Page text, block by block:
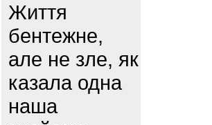
Життя
бентежне,
але не зле, як
казала одна
наша